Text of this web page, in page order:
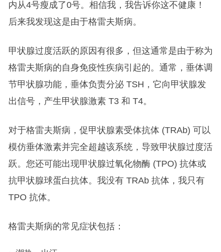
内从4号瘦成了0号。相信我，我告诉你这不健康！
后来我发现这是由于格雷夫斯病。
甲状腺过度活跃的原因有很多，但这通常是由于称为
格雷夫斯病的自身免疫性疾病引起的。通常，垂体调
节甲状腺功能，垂体负责分泌 TSH，它向甲状腺发
出信号，产生甲状腺激素 T3 和 T4。
对于格雷夫斯病，促甲状腺素受体抗体 (TRAb) 可以
模仿垂体激素并完全超越该系统，导致甲状腺过度活
跃。您还可能出现甲状腺过氧化物酶 (TPO) 抗体或
抗甲状腺球蛋白抗体。我没有 TRAb 抗体，我只有
TPO 抗体。
格雷夫斯病的常见症状包括：